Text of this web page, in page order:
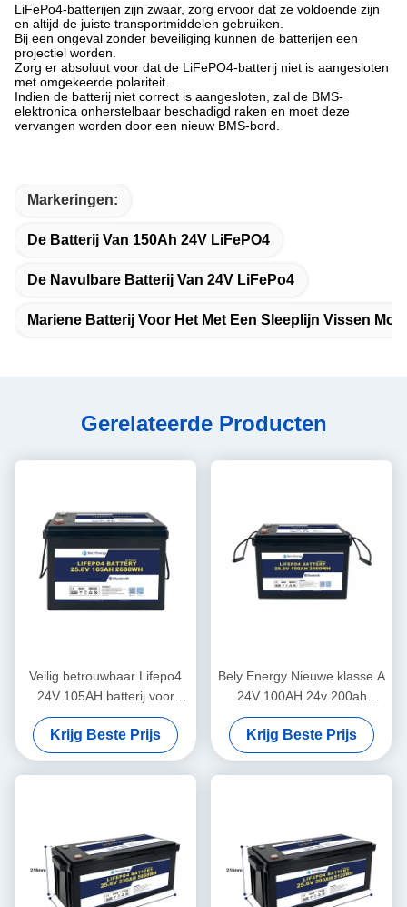
LiFePo4-batterijen zijn zwaar, zorg ervoor dat ze voldoende zijn
en altijd de juiste transportmiddelen gebruiken.
Bij een ongeval zonder beveiliging kunnen de batterijen een
projectiel worden.
Zorg er absoluut voor dat de LiFePO4-batterij niet is aangesloten
met omgekeerde polariteit.
Indien de batterij niet correct is aangesloten, zal de BMS-
elektronica onherstelbaar beschadigd raken en moet deze
vervangen worden door een nieuw BMS-bord.
Markeringen:
De Batterij Van 150Ah 24V LiFePO4
De Navulbare Batterij Van 24V LiFePo4
Mariene Batterij Voor Het Met Een Sleeplijn Vissen
Gerelateerde Producten
Veilig betrouwbaar Lifepo4
24V 105AH batterij voor
energieopslag Zonne-
energiesysteem Marine
Krijg Beste Prijs
Bely Energy Nieuwe klasse A
24V 100AH 24v 200ah
lifepo4 Batterij voor
vrachtwagenvoeding
Krijg Beste Prijs